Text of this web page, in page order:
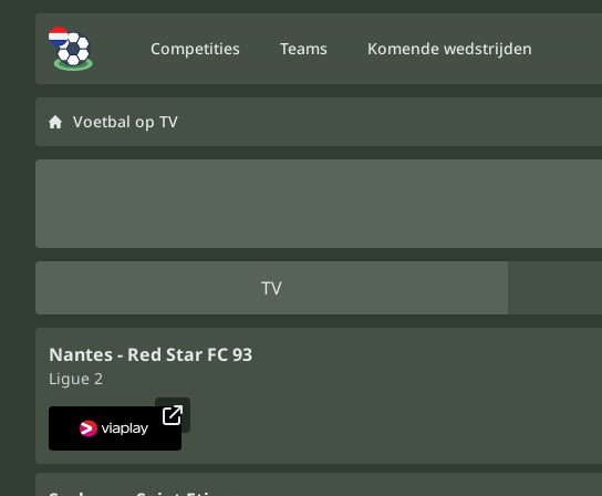
Competities Teams Komende wedstrijden
Voetbal op TV
TV
Nantes - Red Star FC 93
Ligue 2